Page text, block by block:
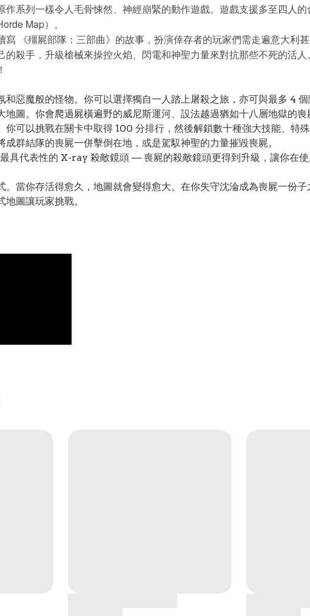
作系列一樣令人毛骨悚然、神經崩緊的動作遊戲。遊戲支援多至四人
Map）。
寫 《殭屍部隊：三部曲》的故事，扮演倖存者的玩家們需走遍意大利
的殺手，升級槍械來操控火焰、閃電和神聖力量來對抗那些不死的活
和惡魔般的怪物。你可以選擇獨自一人踏上屠殺之旅，亦可與最多 4 個
地圖。你會爬過屍橫遍野的威尼斯運河、設法越過猶如十八層地獄的
你可以挑戰在關卡中取得 100 分排行，然後解鎖數十種強大技能、特
成群結隊的喪屍一併擊倒在地，或是駕馭神聖的力量摧毀喪屍。
具代表性的 X-ray 殺敵鏡頭 — 喪屍的殺敵鏡頭更得到升級，讓你在
。當你存活得愈久，地圖就會變得愈大。在你失守沈淪成為喪屍一
圖讓玩家挑戰。